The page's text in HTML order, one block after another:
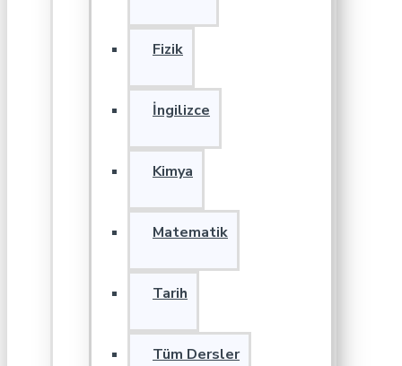
Fizik
İngilizce
Kimya
Matematik
Tarih
Tüm Dersler